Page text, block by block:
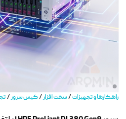
راهکارها و تجهیزات/سخت افزار/کیس سرور/